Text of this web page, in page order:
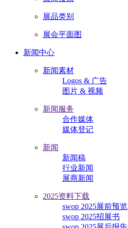
展品类别
展会平面图
新闻中心
新闻素材
Logos & 广告
图片 & 视频
新闻服务
合作媒体
媒体登记
新闻
新闻稿
行业新闻
展商新闻
2025资料下载
swop 2025展前预览
swop 2025招展书